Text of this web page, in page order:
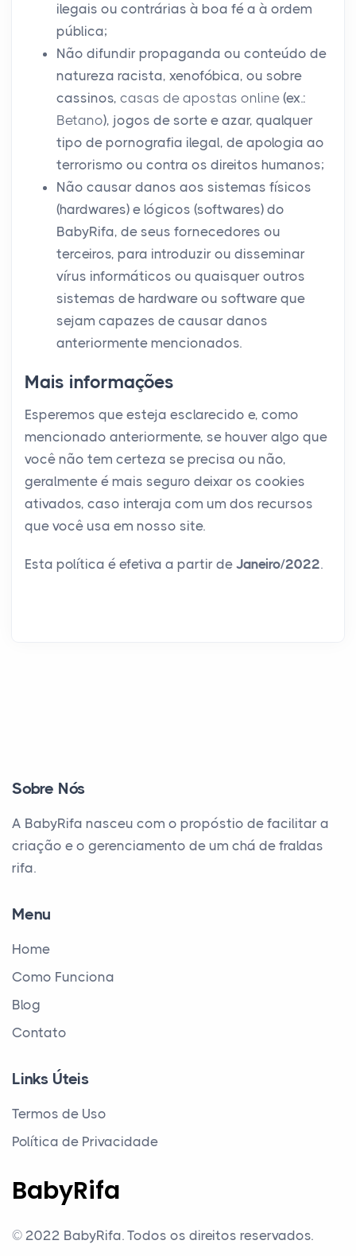
ilegais ou contrárias à boa fé a à ordem
pública;
Não difundir propaganda ou conteúdo de
natureza racista, xenofóbica, ou sobre
cassinos, casas de apostas online (ex.:
Betano), jogos de sorte e azar, qualquer
tipo de pornografia ilegal, de apologia ao
terrorismo ou contra os direitos humanos;
Não causar danos aos sistemas físicos
(hardwares) e lógicos (softwares) do
BabyRifa, de seus fornecedores ou
terceiros, para introduzir ou disseminar
vírus informáticos ou quaisquer outros
sistemas de hardware ou software que
sejam capazes de causar danos
anteriormente mencionados.
Mais informações
Esperemos que esteja esclarecido e, como
mencionado anteriormente, se houver algo que
você não tem certeza se precisa ou não,
geralmente é mais seguro deixar os cookies
ativados, caso interaja com um dos recursos
que você usa em nosso site.
Esta política é efetiva a partir de Janeiro/2022.
Sobre Nós
A BabyRifa nasceu com o propóstio de facilitar a
criação e o gerenciamento de um chá de fraldas
rifa.
Menu
Home
Como Funciona
Blog
Contato
Links Úteis
Termos de Uso
Política de Privacidade
BabyRifa
© 2022 BabyRifa. Todos os direitos reservados.